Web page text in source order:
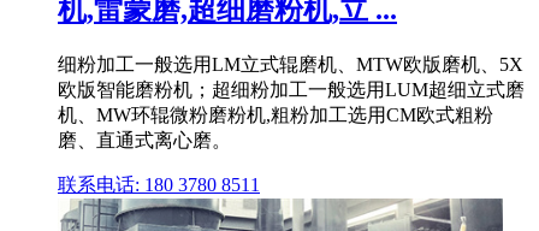
机,雷蒙磨,超细磨粉机,立 ...
细粉加工一般选用LM立式辊磨机、MTW欧版磨机、5X
欧版智能磨粉机；超细粉加工一般选用LUM超细立式磨
机、MW环辊微粉磨粉机,粗粉加工选用CM欧式粗粉
磨、直通式离心磨。
联系电话: 180 3780 8511